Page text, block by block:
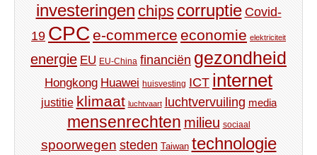
investeringen chips corruptie Covid-
19 CPC e-commerce economie elektriciteit
energie EU EU-China financiën gezondheid
Hongkong Huawei huisvesting ICT internet
justitie klimaat luchtvaart luchtvervuiling media
mensenrechten milieu sociaal
spoorwegen steden Taiwan technologie